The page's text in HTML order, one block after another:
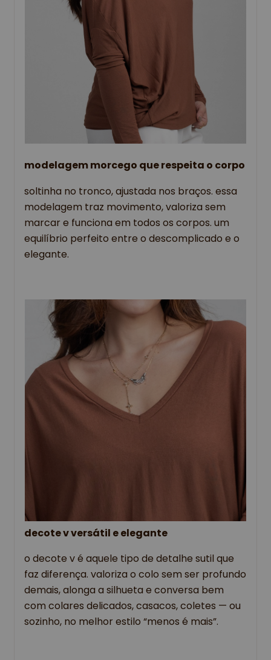
modelagem morcego que respeita o corpo
soltinha no tronco, ajustada nos braços. essa
modelagem traz movimento, valoriza sem
marcar e funciona em todos os corpos. um
equilíbrio perfeito entre o descomplicado e o
elegante.
decote v versátil e elegante
o decote v é aquele tipo de detalhe sutil que
faz diferença. valoriza o colo sem ser profundo
demais, alonga a silhueta e conversa bem
com colares delicados, casacos, coletes — ou
sozinho, no melhor estilo “menos é mais”.